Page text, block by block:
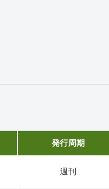
発行周期
週刊